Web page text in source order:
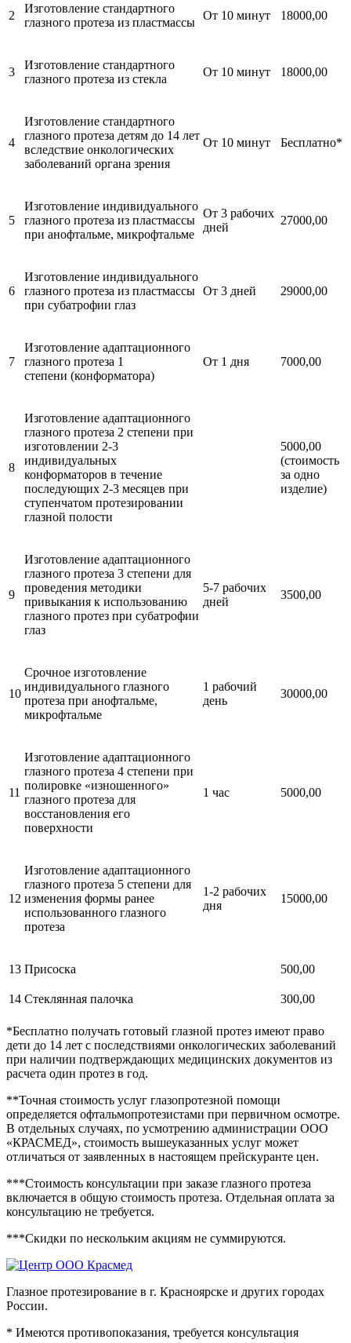
2
Изготовление стандартного
глазного протеза из пластмассы
От 10 минут 18000,00
3
Изготовление стандартного
глазного протеза из стекла
От 10 минут 18000,00
4
Изготовление стандартного
глазного протеза детям до 14 лет
вследствие онкологических
заболеваний органа зрения
От 10 минут Бесплатно*
5
Изготовление индивидуального
глазного протеза из пластмассы
при анофтальме, микрофтальме
От 3 рабочих
дней
27000,00
6
Изготовление индивидуального
глазного протеза из пластмассы
при субатрофии глаз
От 3 дней 29000,00
7
Изготовление адаптационного
глазного протеза 1
степени (конформатора)
От 1 дня 7000,00
8
Изготовление адаптационного
глазного протеза 2 степени при
изготовлении 2-3
индивидуальных
конформаторов в течение
последующих 2-3 месяцев при
ступенчатом протезировании
глазной полости
5000,00
(стоимость
за одно
изделие)
9
Изготовление адаптационного
глазного протеза 3 степени для
проведения методики
привыкания к использованию
глазного протез при субатрофии
глаз
5-7 рабочих
дней
3500,00
10
Срочное изготовление
индивидуального глазного
протеза при анофтальме,
микрофтальме
1 рабочий
день
30000,00
11
Изготовление адаптационного
глазного протеза 4 степени при
полировке «изношенного»
глазного протеза для
восстановления его
поверхности
1 час 5000,00
12
Изготовление адаптационного
глазного протеза 5 степени для
изменения формы ранее
использованного глазного
протеза
1-2 рабочих
дня
15000,00
13 Присоска 500,00
14 Стеклянная палочка 300,00
*Бесплатно получать готовый глазной протез имеют право
дети до 14 лет с последствиями онкологических заболеваний
при наличии подтверждающих медицинских документов из
расчета один протез в год.
**Точная стоимость услуг глазопротезной помощи
определяется офтальмопротезистами при первичном осмотре.
В отдельных случаях, по усмотрению администрации ООО
«КРАСМЕД», стоимость вышеуказанных услуг может
отличаться от заявленных в настоящем прейскуранте цен.
***Стоимость консультации при заказе глазного протеза
включается в общую стоимость протеза. Отдельная оплата за
консультацию не требуется.
***Скидки по нескольким акциям не суммируются.
Глазное протезирование в г. Красноярске и других городах
России.
* Имеются противопоказания, требуется консультация